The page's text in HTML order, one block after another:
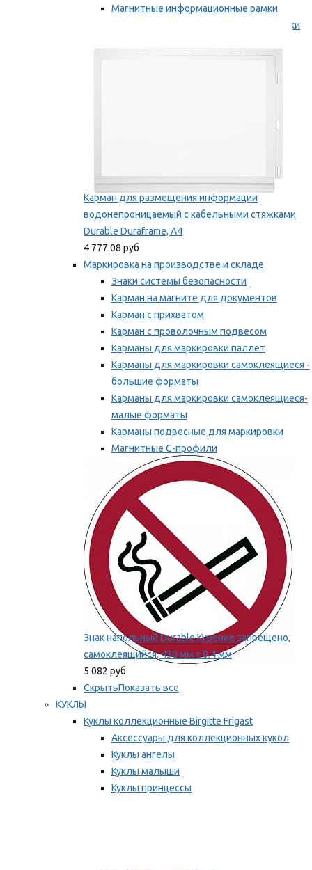
Магнитные информационные рамки
Самоклеящиеся информационные рамки
Карман для размещения информации
водонепроницаемый с кабельными стяжками
Durable Duraframe, А4
4 777.08 руб
Маркировка на производстве и складе
Знаки системы безопасности
Карман на магните для документов
Карман с прихватом
Карман с проволочным подвесом
Карманы для маркировки паллет
Карманы для маркировки самоклеящиеся -
большие форматы
Карманы для маркировки самоклеящиеся-
малые форматы
Карманы подвесные для маркировки
Магнитные С-профили
Напольная маркировка
Мы рекомендуем
Знак напольный Durable Курение запрещено,
самоклеящийся, 430 мм х 0.4 мм
5 082 руб
СкрытьПоказать все
КУКЛЫ
Куклы коллекционные Birgitte Frigast
Аксессуары для коллекционных кукол
Куклы ангелы
Куклы малыши
Куклы принцессы